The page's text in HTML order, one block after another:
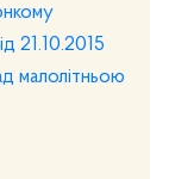
21.10.2015
малолітньою